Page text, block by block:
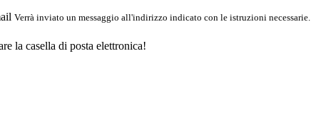
Verrà inviato un messaggio all'indirizzo indicato con le istruzioni necessarie.
la casella di posta elettronica!